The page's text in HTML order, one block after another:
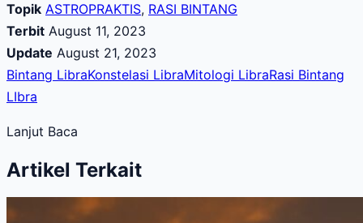
Topik ASTROPRAKTIS, RASI BINTANG
Terbit August 11, 2023
Update August 21, 2023
Bintang LibraKonstelasi LibraMitologi LibraRasi Bintang
LIbra
Lanjut Baca
Artikel Terkait